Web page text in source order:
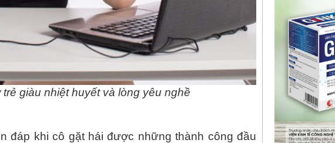
giàu nhiệt huyết và lòng yêu nghề
đáp khi cô gặt hái được những thành công đầu